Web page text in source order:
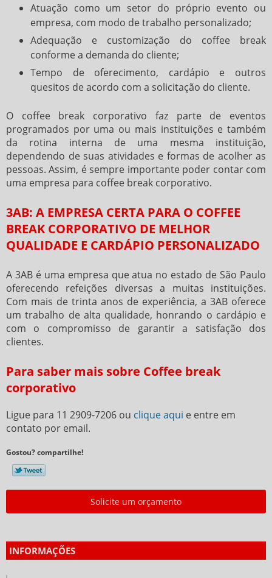
Atuação como um setor do próprio evento ou
empresa, com modo de trabalho personalizado;
Adequação e customização do coffee break
conforme a demanda do cliente;
Tempo de oferecimento, cardápio e outros
quesitos de acordo com a solicitação do cliente.
O coffee break corporativo faz parte de eventos
programados por uma ou mais instituições e também
da rotina interna de uma mesma instituição,
dependendo de suas atividades e formas de acolher as
pessoas. Assim, é sempre importante poder contar com
uma empresa para coffee break corporativo.
3AB: A EMPRESA CERTA PARA O COFFEE
BREAK CORPORATIVO DE MELHOR
QUALIDADE E CARDÁPIO PERSONALIZADO
A 3AB é uma empresa que atua no estado de São Paulo
oferecendo refeições diversas a muitas instituições.
Com mais de trinta anos de experiência, a 3AB oferece
um trabalho de alta qualidade, honrando o cardápio e
com o compromisso de garantir a satisfação dos
clientes.
Para saber mais sobre Coffee break
corporativo
Ligue para 11 2909-7206 ou clique aqui e entre em
contato por email.
Gostou? compartilhe!
Solicite um orçamento
INFORMAÇÕES